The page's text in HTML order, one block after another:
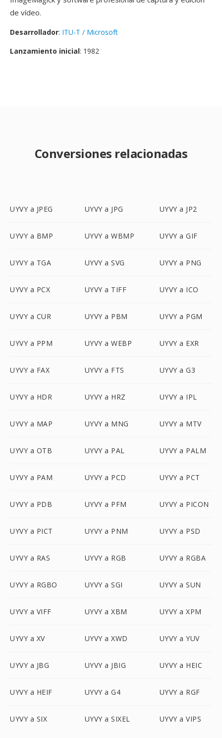
de vídeo.
Desarrollador: ITU-T / Microsoft
Lanzamiento inicial: 1982
Conversiones relacionadas
UYVY a JPEG UYVY a JPG UYVY a JP2
UYVY a BMP UYVY a WBMP UYVY a GIF
UYVY a TGA UYVY a SVG UYVY a PNG
UYVY a PCX UYVY a TIFF UYVY a ICO
UYVY a CUR UYVY a PBM UYVY a PGM
UYVY a PPM UYVY a WEBP UYVY a EXR
UYVY a FAX UYVY a FTS UYVY a G3
UYVY a HDR UYVY a HRZ UYVY a IPL
UYVY a MAP UYVY a MNG UYVY a MTV
UYVY a OTB UYVY a PAL UYVY a PALM
UYVY a PAM UYVY a PCD UYVY a PCT
UYVY a PDB UYVY a PFM UYVY a PICON
UYVY a PICT UYVY a PNM UYVY a PSD
UYVY a RAS UYVY a RGB UYVY a RGBA
UYVY a RGBO UYVY a SGI UYVY a SUN
UYVY a VIFF UYVY a XBM UYVY a XPM
UYVY a XV UYVY a XWD UYVY a YUV
UYVY a JBG UYVY a JBIG UYVY a HEIC
UYVY a HEIF UYVY a G4 UYVY a RGF
UYVY a SIX UYVY a SIXEL UYVY a VIPS